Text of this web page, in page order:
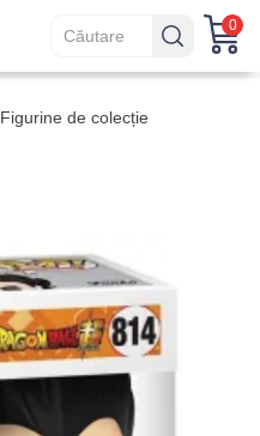
0
Figurine de colecție